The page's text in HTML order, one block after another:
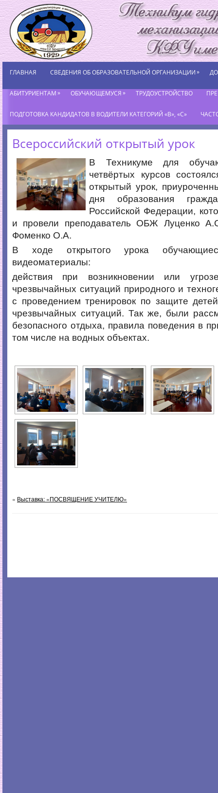
ГЛАВНАЯ СВЕДЕНИЯ ОБ ОБРАЗОВАТЕЛЬНОЙ ОРГАНИЗАЦИИ»
АБИТУРИЕНТАМ» ОБУЧАЮЩЕМУСЯ» ТРУДОУСТРОЙСТВО
ПОДГОТОВКА КАНДИДАТОВ В ВОДИТЕЛИ КАТЕГОРИЙ «В», «С»
Всероссийский открытый урок
В Техникуме для
четвёртых курсов
открытый урок,
дня образования
Российской Федерации,
и провели преподаватель ОБЖ Луценко
Фоменко О.А.
В ходе открытого урока
видеоматериалы:
действия при возникновении или
чрезвычайных ситуаций природного и
с проведением тренировок по защите
чрезвычайных ситуаций. Так же, были
безопасного отдыха, правила поведения в
том числе на водных объектах.
« Выставка: «ПОСВЯЩЕНИЕ УЧИТЕЛЮ»